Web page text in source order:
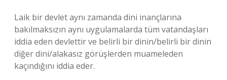
Laik bir devlet aynı zamanda dini inançlarına
bakılmaksızın aynı uygulamalarda tüm vatandaşları
iddia eden devlettir ve belirli bir dinin/belirli bir dinin
diğer dini/alakasız görüşlerden muameleden
kaçındığını iddia eder.